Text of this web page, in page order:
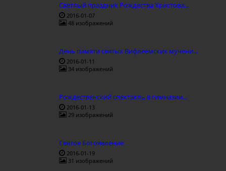
Светлый праздник Рождества Христова...
2016-01-07
48 изображений
День памяти святых Вифлеемских мучени...
2016-01-11
34 изображений
Рождественский спектакль в гимназии...
2016-01-13
29 изображений
Святое Богоявление
2016-01-19
31 изображений